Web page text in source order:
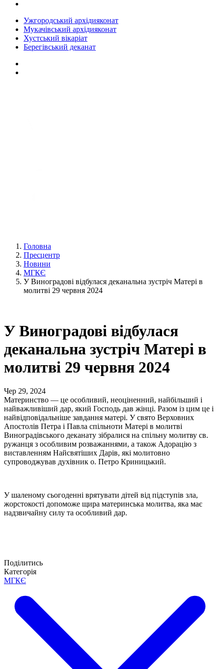
Ужгородський архідияконат
Мукачівський архідияконат
Хустський вікаріат
Берегівський деканат
Головна
Пресцентр
Новини
МГКЄ
У Виноградові відбулася деканальна зустріч Матері в
молитві 29 червня 2024
У Виноградові відбулася
деканальна зустріч Матері в
молитві 29 червня 2024
Чер 29, 2024
Материнство ― це особливий, неоціненний, найбільший і
найважливіший дар, який Господь дав жінці. Разом із цим це і
найвідповідальніше завдання матері. У свято Верховних
Апостолів Петра і Павла спільноти Матері в молитві
Виноградівського деканату зібралися на спільну молитву св.
ружанця з особливим розважаннями, а також Адорацію з
виставленням Найсвятіших Дарів, які молитовно
супроводжував духівник о. Петро Криницький.
У шаленому сьогоденні врятувати дітей від підступів зла,
жорстокості допоможе щира материнська молитва, яка має
надзвичайну силу та особливий дар.
Поділитись
Категорія
МГКЄ